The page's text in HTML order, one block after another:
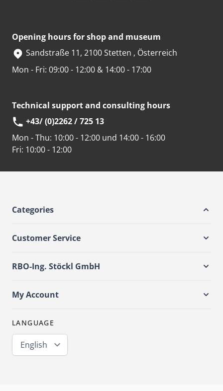
Opening hours for shop and museum
Sandstraße 11, 2100 Stetten , Österreich
Mon - Fri: 09:00 - 12:00 & 14:00 - 17:00
Technical support and consulting hours
+43/ (0)2262 / 725 13
Mon - Thu: 10:00 - 12:00 und 14:00 - 16:00
Fri: 10:00 - 12:00
Categories
Customer Service
RBO-Ing. Stöckl GmbH
My Account
LANGUAGE
English